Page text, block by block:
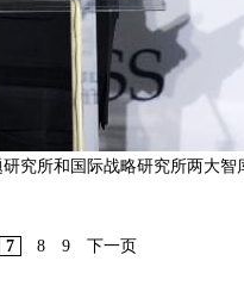
究所和国际战略研究所两大
7 8 9 下一页